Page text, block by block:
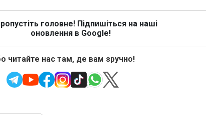
головне! Підпишіться на наші
оновлення в Google!
читайте нас там, де вам зручно!